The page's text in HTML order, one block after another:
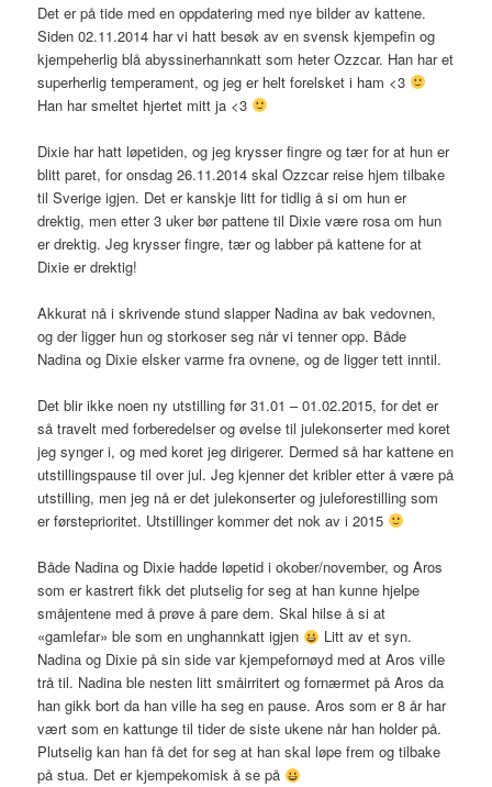
Det er på tide med en oppdatering med nye bilder av kattene.
Siden 02.11.2014 har vi hatt besøk av en svensk kjempefin og
kjempeherlig blå abyssinerhannkatt som heter Ozzcar. Han har et
superherlig temperament, og jeg er helt forelsket i ham <3
Han har smeltet hjertet mitt ja <3
Dixie har hatt løpetiden, og jeg krysser fingre og tær for at hun er
blitt paret, for onsdag 26.11.2014 skal Ozzcar reise hjem tilbake
til Sverige igjen. Det er kanskje litt for tidlig å si om hun er
drektig, men etter 3 uker bør pattene til Dixie være rosa om hun
er drektig. Jeg krysser fingre, tær og labber på kattene for at
Dixie er drektig!
Akkurat nå i skrivende stund slapper Nadina av bak vedovnen,
og der ligger hun og storkoser seg når vi tenner opp. Både
Nadina og Dixie elsker varme fra ovnene, og de ligger tett inntil.
Det blir ikke noen ny utstilling før 31.01 – 01.02.2015, for det er
så travelt med forberedelser og øvelse til julekonserter med koret
jeg synger i, og med koret jeg dirigerer. Dermed så har kattene en
utstillingspause til over jul. Jeg kjenner det kribler etter å være på
utstilling, men jeg nå er det julekonserter og juleforestilling som
er førsteprioritet. Utstillinger kommer det nok av i 2015
Både Nadina og Dixie hadde løpetid i okober/november, og Aros
som er kastrert fikk det plutselig for seg at han kunne hjelpe
småjentene med å prøve å pare dem. Skal hilse å si at
«gamlefar» ble som en unghannkatt igjen
Litt av et syn.
Nadina og Dixie på sin side var kjempefornøyd med at Aros ville
trå til. Nadina ble nesten litt småirritert og fornærmet på Aros da
han gikk bort da han ville ha seg en pause. Aros som er 8 år har
vært som en kattunge til tider de siste ukene når han holder på.
Plutselig kan han få det for seg at han skal løpe frem og tilbake
på stua. Det er kjempekomisk å se på